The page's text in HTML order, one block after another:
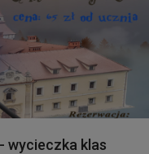
wycieczka klas